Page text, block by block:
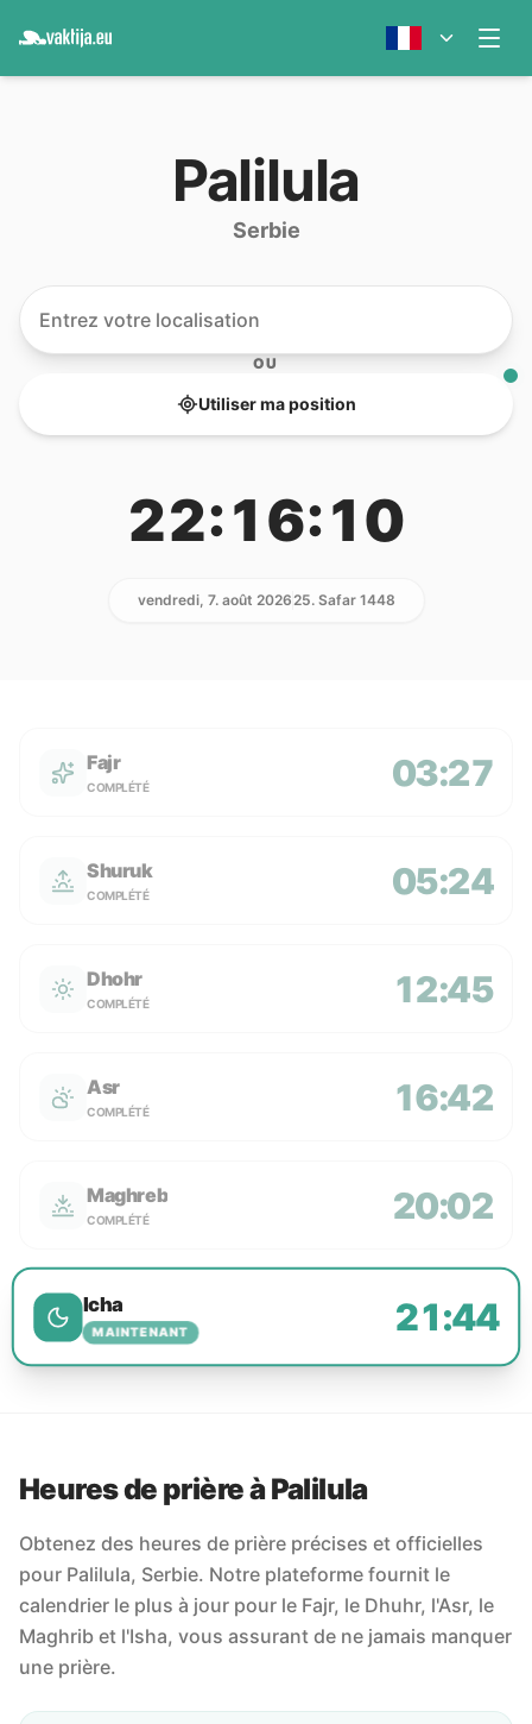
Palilula
Serbie
OU
Utiliser ma position
22:16:10
vendredi, 7. août 202625. Safar 1448
Fajr
COMPLÉTÉ 03:27
Shuruk
COMPLÉTÉ 05:24
Dhohr
COMPLÉTÉ 12:45
Asr
COMPLÉTÉ 16:42
Maghreb
COMPLÉTÉ 20:02
Icha
MAINTENANT 21:44
Heures de prière à Palilula
Obtenez des heures de prière précises et officielles
pour Palilula, Serbie. Notre plateforme fournit le
calendrier le plus à jour pour le Fajr, le Dhuhr, l'Asr, le
Maghrib et l'Isha, vous assurant de ne jamais manquer
une prière.